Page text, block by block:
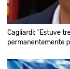
Cagliardi: "Estuve
permanentemente